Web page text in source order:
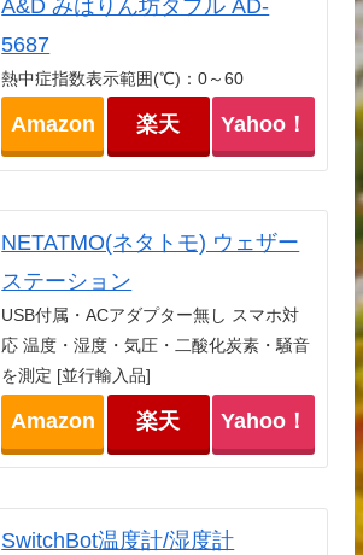
A&D みはりん坊ダブル AD-
5687
熱中症指数表示範囲(℃)：0～60
Amazon 楽天 Yahoo！
NETATMO(ネタトモ) ウェザー
ステーション
USB付属・ACアダプター無し スマホ対
応 温度・湿度・気圧・二酸化炭素・騒音
を測定 [並行輸入品]
Amazon 楽天 Yahoo！
SwitchBot温度計/湿度計